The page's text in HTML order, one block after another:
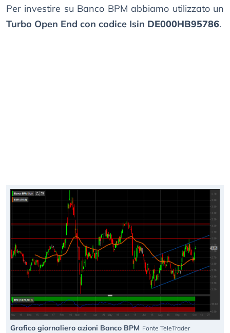
Per investire su Banco BPM abbiamo utilizzato un
Turbo Open End con codice Isin DE000HB95786.
Grafico giornaliero azioni Banco BPM Fonte TeleTrader